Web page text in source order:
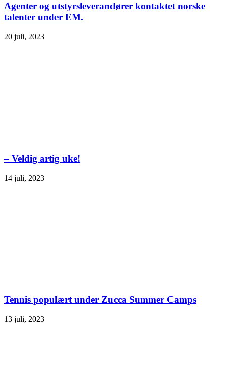
Agenter og utstyrsleverandører kontaktet norske
talenter under EM.
20 juli, 2023
– Veldig artig uke!
14 juli, 2023
Tennis populært under Zucca Summer Camps
13 juli, 2023